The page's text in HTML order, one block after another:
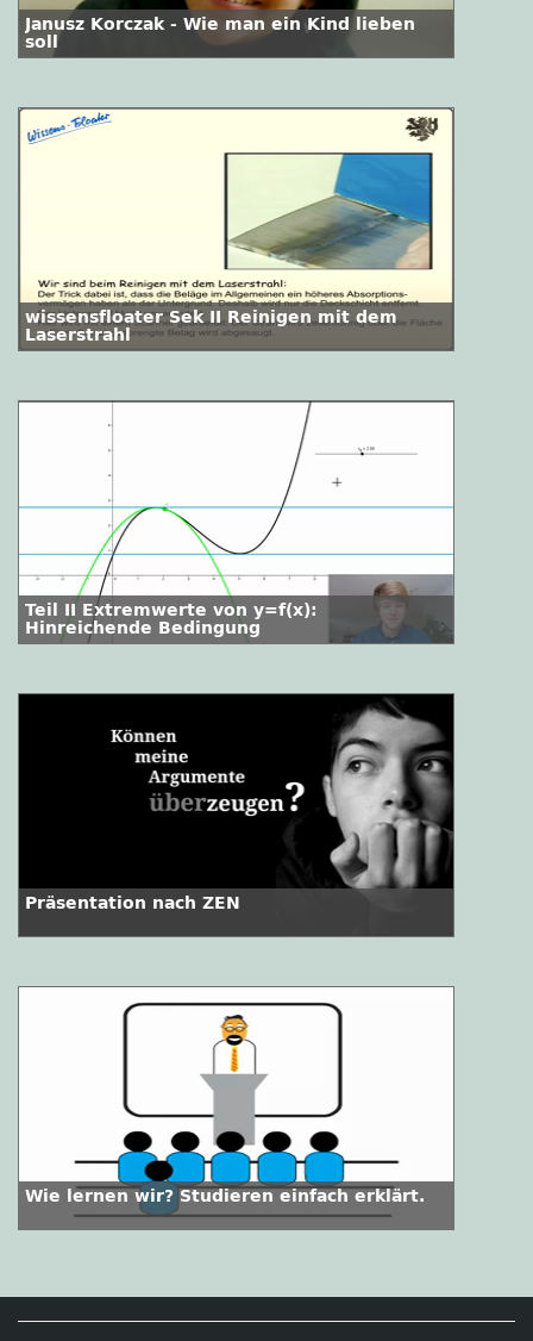
Janusz Korczak - Wie man ein Kind lieben
soll
wissensfloater Sek II Reinigen mit dem
Laserstrahl
Teil II Extremwerte von y=f(x):
Hinreichende Bedingung
Präsentation nach ZEN
Wie lernen wir? Studieren einfach erklärt.